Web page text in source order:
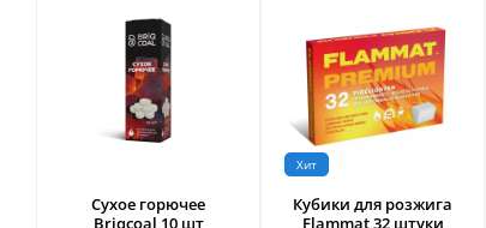
Сухое горючее
Briqсoal 10 шт
Хит
Кубики для розжига
Flammat 32 штуки